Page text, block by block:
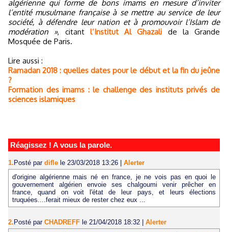
algérienne qui forme de bons imams en mesure d’inviter
l’entité musulmane française à se mettre au service de leur
société, à défendre leur nation et à promouvoir l’Islam de
modération », citant l’Institut Al Ghazali de la Grande
Mosquée de Paris.
Lire aussi :
Ramadan 2018 : quelles dates pour le début et la fin du jeûne
?
Formation des imams : le challenge des instituts privés de
sciences islamiques
Réagissez ! A vous la parole.
1. Posté par difle le 23/03/2018 13:26
Alerter
d'origine algérienne mais né en france, je ne vois pas en quoi le
gouvernement algérien envoie ses chalgoumi venir prêcher en
france, quand on voit l'état de leur pays, et leurs élections
truquées....ferait mieux de rester chez eux ...
2. Posté par CHADREFF le 21/04/2018 18:32
Alerter